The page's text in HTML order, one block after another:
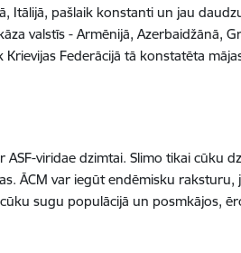
Itālijā, pašlaik konstanti un jau
valstīs - Armēnijā, Azerbaidžānā,
Federācijā tā konstatēta
viridae dzimtai. Slimo tikai cūku
ĀCM var iegūt endēmisku raksturu,
sugu populācijā un posmkājos,